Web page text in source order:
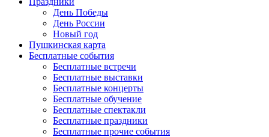
День Победы
День России
Новый год
Пушкинская карта
Бесплатные события
Бесплатные встречи
Бесплатные выставки
Бесплатные концерты
Бесплатные обучение
Бесплатные спектакли
Бесплатные праздники
Бесплатные прочие события